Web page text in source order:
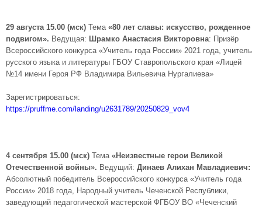
29 августа 15.00 (мск) Тема «80 лет славы: искусство, рожденное
подвигом». Ведущая: Шрамко Анастасия Викторовна: Призёр
Всероссийского конкурса «Учитель года России» 2021 года, учитель
русского языка и литературы ГБОУ Ставропольского края «Лицей
№14 имени Героя РФ Владимира Вильевича Нургалиева»
Зарегистрироваться:
https://pruffme.com/landing/u2631789/20250829_vov4
4 сентября 15.00 (мск) Тема «Неизвестные герои Великой
Отечественной войны». Ведущий: Динаев Алихан Мавладиевич:
Абсолютный победитель Всероссийского конкурса «Учитель года
России» 2018 года, Народный учитель Чеченской Республики,
заведующий педагогической мастерской ФГБОУ ВО «Чеченский